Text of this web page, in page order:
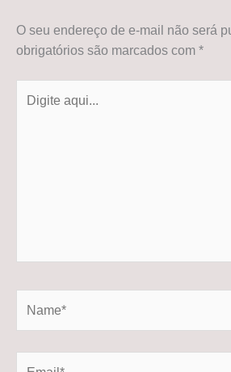
O seu endereço de e-mail não será
obrigatórios são marcados com *
aqui...